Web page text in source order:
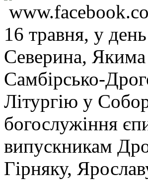
16 травня, у
Северина, Якима
Самбірсько-
Літургію у
богослужіння
випускникам
Гірняку,